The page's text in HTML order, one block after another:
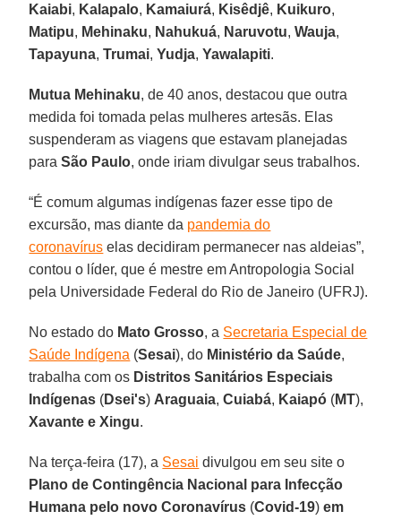
Kaiabi, Kalapalo, Kamaiurá, Kisêdjê, Kuikuro,
Matipu, Mehinaku, Nahukuá, Naruvotu,Wauja,
Tapayuna,Trumai,Yudja,Yawalapiti.
Mutua Mehinaku, de 40 anos, destacou que outra
medida foi tomada pelas mulheres artesãs. Elas
suspenderam as viagens que estavam planejadas
paraSão Paulo, onde iriam divulgar seus trabalhos.
“É comum algumas indígenas fazer esse tipo de
excursão, mas diante da pandemia do
coronavírus elas decidiram permanecer nas aldeias”,
contou o líder, que é mestre em Antropologia Social
pela Universidade Federal do Rio de Janeiro (UFRJ).
No estado do Mato Grosso, a Secretaria Especial de
Saúde Indígena (Sesai), do Ministério da Saúde,
trabalha com os Distritos Sanitários Especiais
Indígenas (Dsei's) Araguaia,Cuiabá, Kaiapó (MT),
Xavante e Xingu.
Na terça-feira (17), a Sesai divulgou em seu site o
Plano de Contingência Nacional para Infecção
Humana pelo novo Coronavírus (Covid-19)em